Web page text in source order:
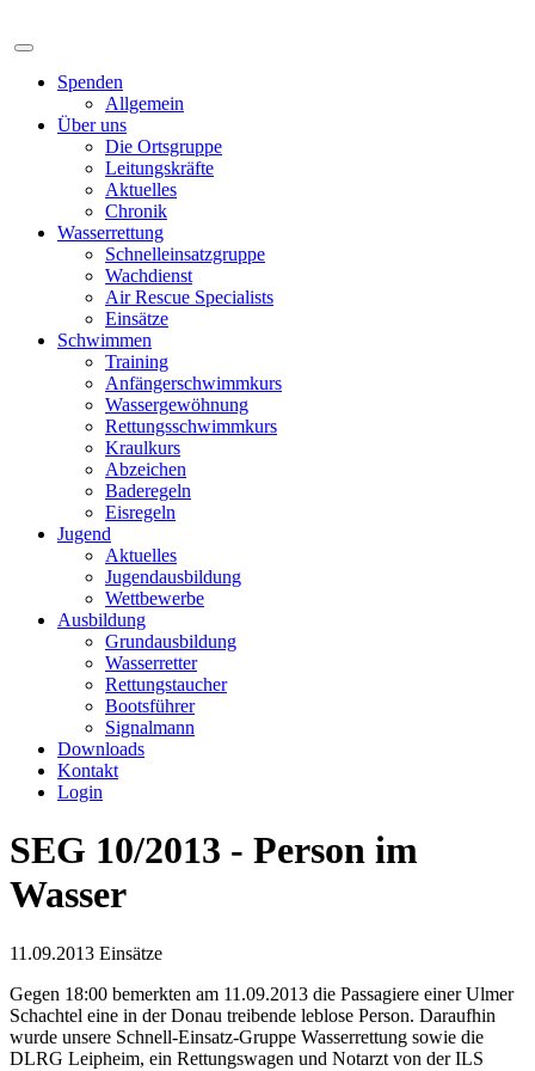
Spenden
Allgemein
Über uns
Die Ortsgruppe
Leitungskräfte
Aktuelles
Chronik
Wasserrettung
Schnelleinsatzgruppe
Wachdienst
Air Rescue Specialists
Einsätze
Schwimmen
Training
Anfängerschwimmkurs
Wassergewöhnung
Rettungsschwimmkurs
Kraulkurs
Abzeichen
Baderegeln
Eisregeln
Jugend
Aktuelles
Jugendausbildung
Wettbewerbe
Ausbildung
Grundausbildung
Wasserretter
Rettungstaucher
Bootsführer
Signalmann
Downloads
Kontakt
Login
SEG 10/2013 - Person im
Wasser
11.09.2013 Einsätze
Gegen 18:00 bemerkten am 11.09.2013 die Passagiere einer Ulmer
Schachtel eine in der Donau treibende leblose Person. Daraufhin
wurde unsere Schnell-Einsatz-Gruppe Wasserrettung sowie die
DLRG Leipheim, ein Rettungswagen und Notarzt von der ILS